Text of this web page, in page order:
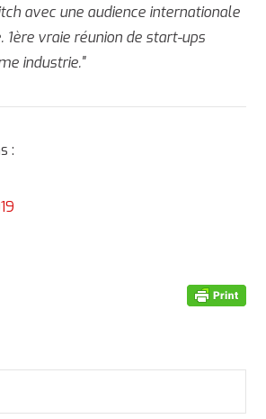
avec une audience internationale
1ère vraie réunion de start-ups
industrie."
: